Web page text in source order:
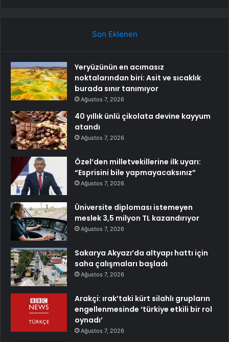
Son Eklenen
Yeryüzünün en acımasız
noktalarından biri: Asit ve sıcaklık
burada sınır tanımıyor
Ağustos 7, 2026
40 yıllık ünlü çikolata devine kayyum
atandı
Ağustos 7, 2026
Özel’den milletvekillerine ilk uyarı:
“Esprisini bile yapmayacaksınız”
Ağustos 7, 2026
Üniversite diploması istemeyen
meslek 3,5 milyon TL kazandırıyor
Ağustos 7, 2026
Sakarya Akyazı’da altyapı hattı için
saha çalışmaları başladı
Ağustos 7, 2026
Arakçi: ırak’taki kürt silahlı grupların
engellenmesinde ‘türkiye etkili bir rol
oynadı’
Ağustos 7, 2026